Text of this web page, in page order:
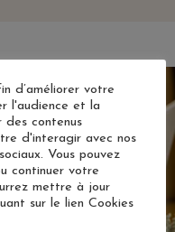
d’améliorer votre
l'audience et la
des contenus
d'interagir avec nos
Vous pouvez
continuer votre
mettre à jour
sur le lien Cookies